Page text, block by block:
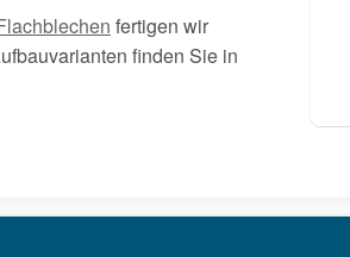
fertigen wir
finden Sie in